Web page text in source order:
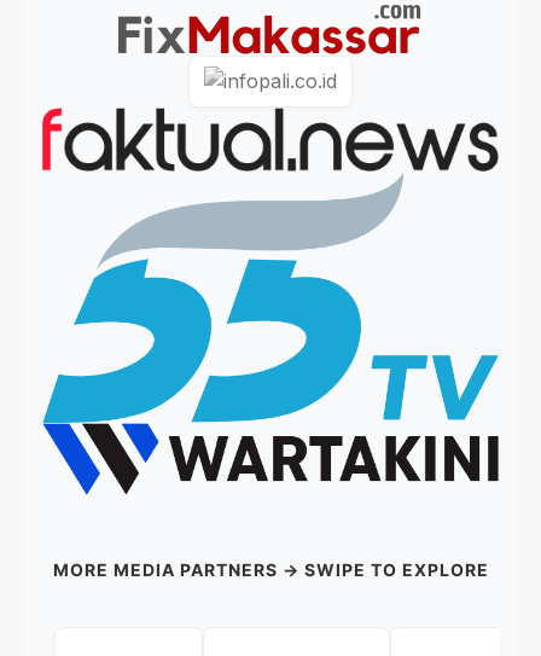
MORE MEDIA PARTNERS → SWIPE TO EXPLORE